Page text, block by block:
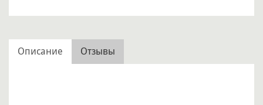
Описание Отзывы